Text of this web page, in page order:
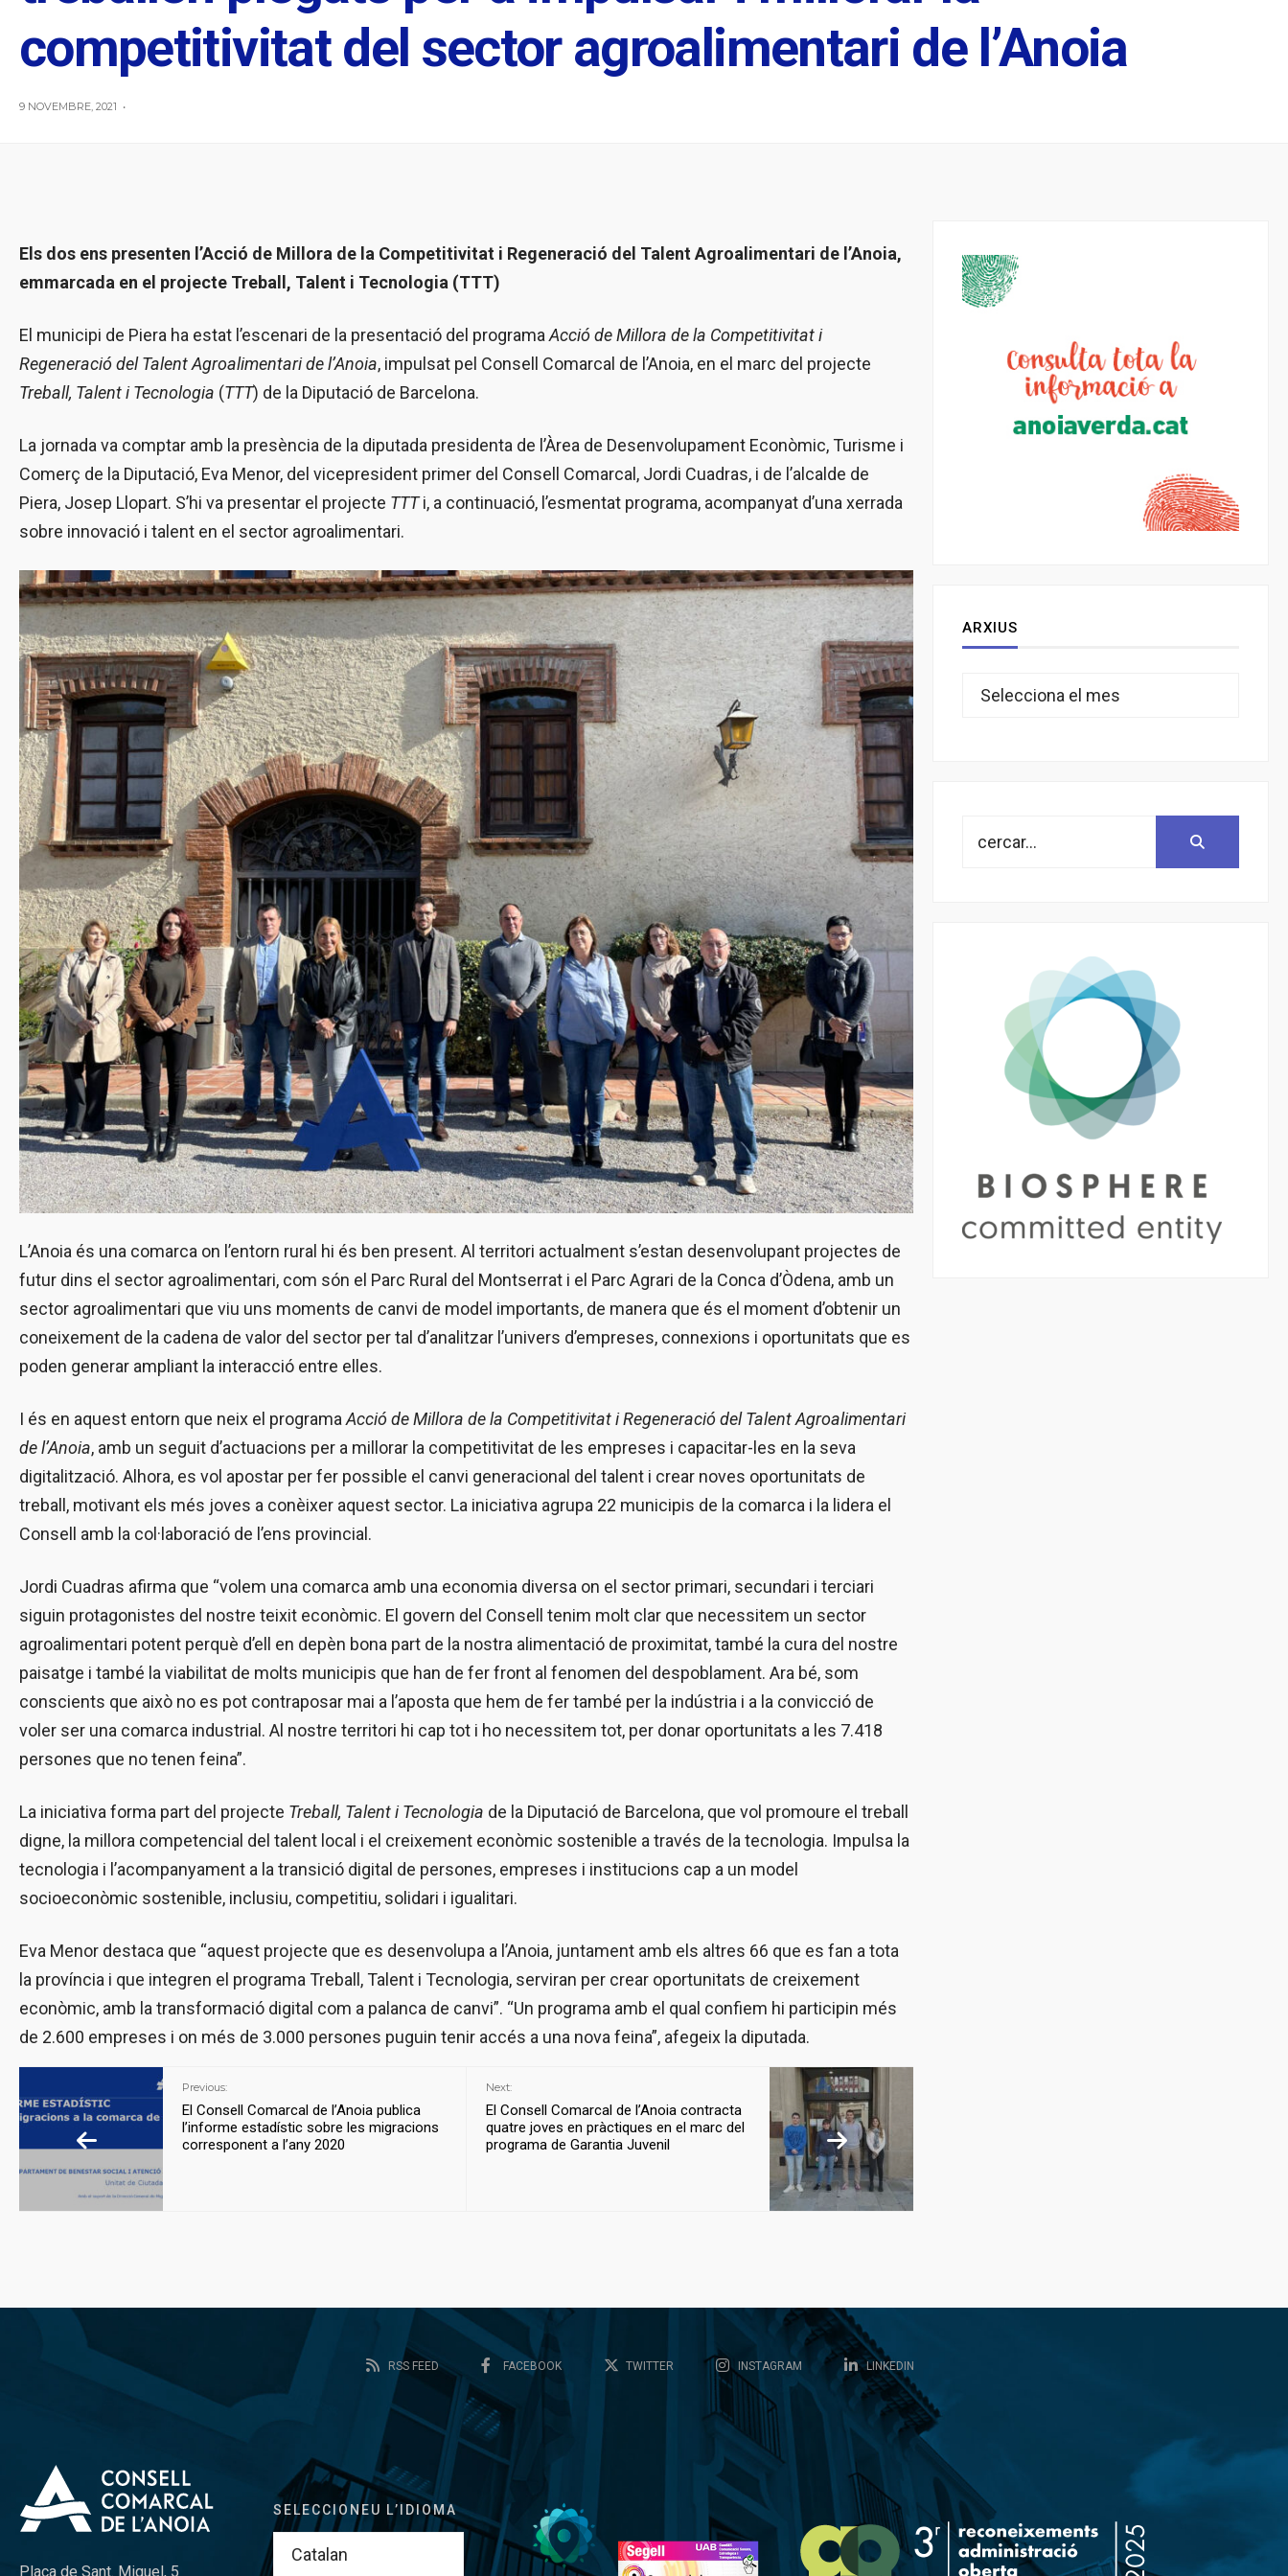
competitivitat del sector agroalimentari de l’Anoia
9 NOVEMBRE, 2021 •
Els dos ens presenten l’Acció de Millora de la Competitivitat i Regeneració del Talent Agroalimentari de l’Anoia,
emmarcada en el projecte Treball, Talent i Tecnologia (TTT)
El municipi de Piera ha estat l’escenari de la presentació del programa Acció de Millora de la Competitivitat i
Regeneració del Talent Agroalimentari de l’Anoia, impulsat pel Consell Comarcal de l’Anoia, en el marc del projecte
Treball, Talent i Tecnologia (TTT) de la Diputació de Barcelona.
La jornada va comptar amb la presència de la diputada presidenta de l’Àrea de Desenvolupament Econòmic, Turisme i
Comerç de la Diputació, Eva Menor, del vicepresident primer del Consell Comarcal, Jordi Cuadras, i de l’alcalde de
Piera, Josep Llopart. S’hi va presentar el projecte TTTi, a continuació, l’esmentat programa, acompanyat d’una xerrada
sobre innovació i talent en el sector agroalimentari.
L’Anoia és una comarca on l’entorn rural hi és ben present. Al territori actualment s’estan desenvolupant projectes de
futur dins el sector agroalimentari, com són el Parc Rural del Montserrat i el Parc Agrari de la Conca d’Òdena, amb un
sector agroalimentari que viu uns moments de canvi de model importants, de manera que és el moment d’obtenir un
coneixement de la cadena de valor del sector per tal d’analitzar l’univers d’empreses, connexions i oportunitats que es
poden generar ampliant la interacció entre elles.
I és en aquest entorn que neix el programa Acció de Millora de la Competitivitat i Regeneració del Talent Agroalimentari
de l’Anoia, amb un seguit d’actuacions per a millorar la competitivitat de les empreses i capacitar-les en la seva
digitalització. Alhora, es vol apostar per fer possible el canvi generacional del talent i crear noves oportunitats de
treball, motivant els més joves a conèixer aquest sector. La iniciativa agrupa 22 municipis de la comarca i la lidera el
Consell amb la col·laboració de l’ens provincial.
Jordi Cuadras afirma que “volem una comarca amb una economia diversa on el sector primari, secundari i terciari
siguin protagonistes del nostre teixit econòmic. El govern del Consell tenim molt clar que necessitem un sector
agroalimentari potent perquè d’ell en depèn bona part de la nostra alimentació de proximitat, també la cura del nostre
paisatge i també la viabilitat de molts municipis que han de fer front al fenomen del despoblament. Ara bé, som
conscients que això no es pot contraposar mai a l’aposta que hem de fer també per la indústria i a la convicció de
voler ser una comarca industrial. Al nostre territori hi cap tot i ho necessitem tot, per donar oportunitats a les 7.418
persones que no tenen feina”.
La iniciativa forma part del projecte Treball, Talent i Tecnologia de la Diputació de Barcelona, que vol promoure el treball
digne, la millora competencial del talent local i el creixement econòmic sostenible a través de la tecnologia. Impulsa la
tecnologia i l’acompanyament a la transició digital de persones, empreses i institucions cap a un model
socioeconòmic sostenible, inclusiu, competitiu, solidari i igualitari.
Eva Menor destaca que “aquest projecte que es desenvolupa a l’Anoia, juntament amb els altres 66 que es fan a tota
la província i que integren el programa Treball, Talent i Tecnologia, serviran per crear oportunitats de creixement
econòmic, amb la transformació digital com a palanca de canvi”. “Un programa amb el qual confiem hi participin més
de 2.600 empreses i on més de 3.000 persones puguin tenir accés a una nova feina”, afegeix la diputada.
Previous:
El Consell Comarcal de l’Anoia publica
l’informe estadístic sobre les migracions
corresponent a l’any 2020
Next:
El Consell Comarcal de l’Anoia contracta
quatre joves en pràctiques en el marc del
programa de Garantia Juvenil
ARXIUS
RSS FEED FACEBOOK TWITTER INSTAGRAM LINKEDIN
Plaça de Sant. Miquel, 5
SELECCIONEU L’IDIOMA